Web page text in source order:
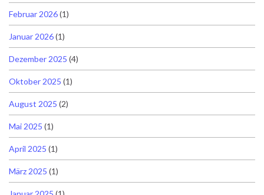
Februar 2026(1)
Januar 2026(1)
Dezember 2025 (4)
Oktober 2025 (1)
August 2025 (2)
Mai 2025 (1)
April 2025 (1)
März 2025 (1)